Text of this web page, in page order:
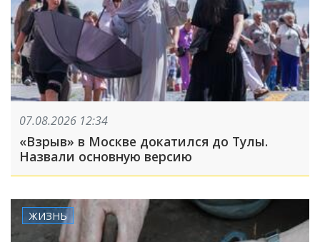
07.08.2026 12:34
«Взрыв» в Москве докатился до Тулы.
Назвали основную версию
ЖИЗНЬ